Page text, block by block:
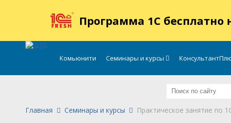
Программа 1С бесплатно
Комьюнити Семинары и курсы
Главная Семинары и курсы Практическое занятие по